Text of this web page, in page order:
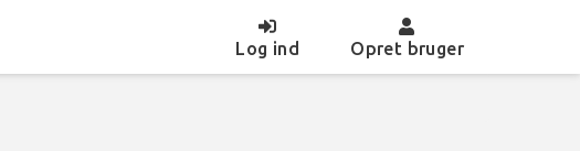
Log ind (current)Opret bruger